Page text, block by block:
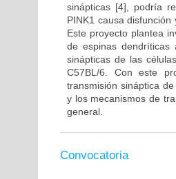
sinápticas [4], podría
PINK1 causa
Este proyecto plantea
de espinas
sinápticas de las
C57BL/6. Con este
transmisión sináptica
y los mecanismos de
general.
Convocatoria